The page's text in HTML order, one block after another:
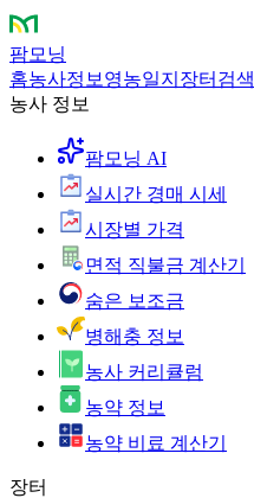
팜모닝
홈농사정보 영농일지 장터 검색
농사 정보
팜모닝 AI
실시간 경매 시세
시장별 가격
면적 직불금 계산기
숨은 보조금
병해충 정보
농사 커리큘럼
농약 정보
농약 비료 계산기
장터